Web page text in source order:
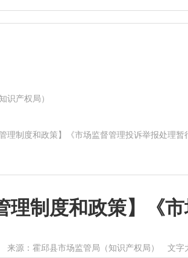
识产权局）
理制度和政策】《市场监督管理投诉举报处理暂
理制度和政策】《
来源：霍邱县市场监管局（知识产权局） 文字